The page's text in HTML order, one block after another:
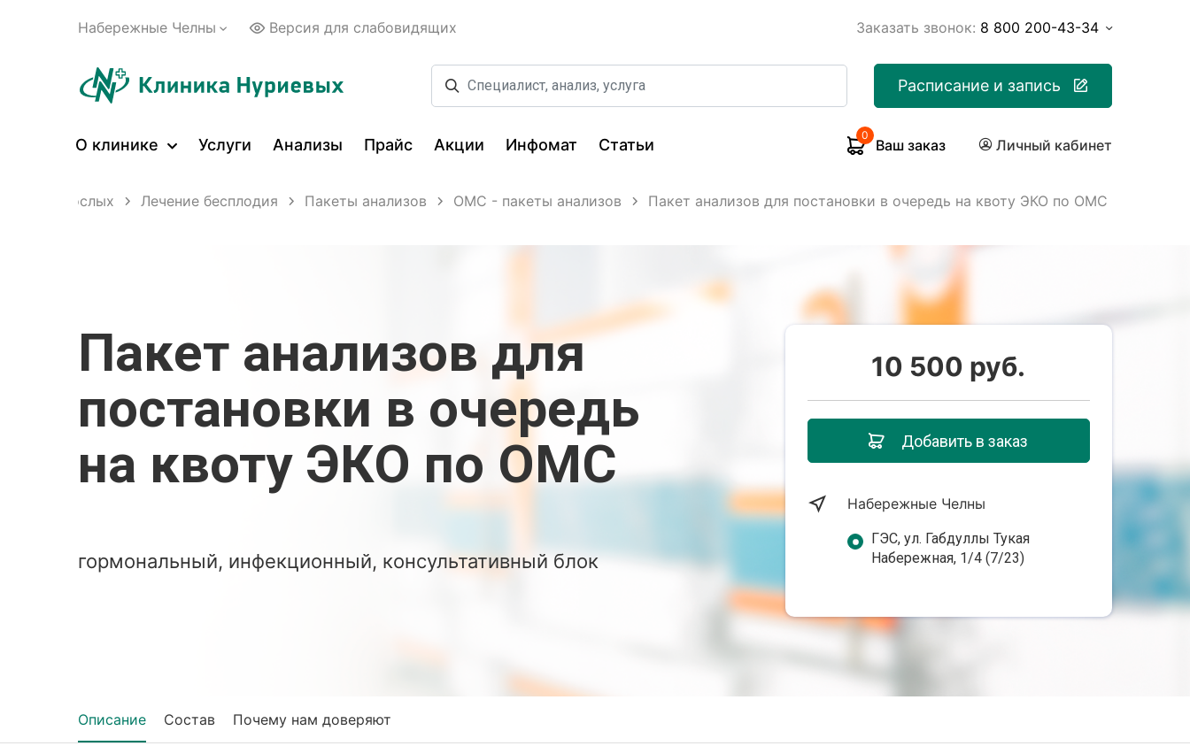
Набережные Челны Версия для слабовидящих Заказать звонок: 8 800 200-43-34
Расписание и запись
О клинике Услуги Анализы Прайс Акции Инфомат Статьи
0
Ваш заказ Личный кабинет
для взрослых Лечение бесплодия Пакеты анализов ОМС - пакеты анализов Пакет анализов для постановки в очередь на квоту ЭКО по ОМС
Пакет анализов для
постановки в очередь
на квоту ЭКО по ОМС
гормональный, инфекционный, консультативный блок
10 500 руб.
Добавить в заказ
Набережные Челны
ГЭС, ул. Габдуллы Тукая
Набережная, 1/4 (7/23)
Описание Состав Почему нам доверяют